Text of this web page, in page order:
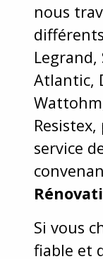
nous
Legrand,
Atlantic,
service
Si vous
fiable et